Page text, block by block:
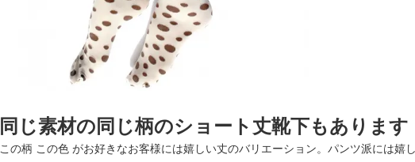
同じ素材の同じ柄のショート丈靴下もあります
この柄 この色 がお好きなお客様には嬉しい丈のバリエーション。パンツ派には嬉